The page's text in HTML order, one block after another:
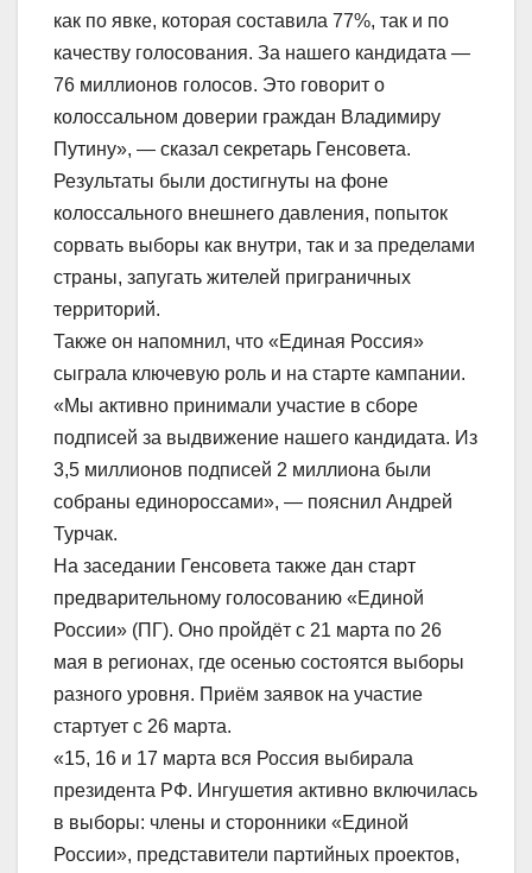
как по явке, которая составила 77%, так и по
качеству голосования. За нашего кандидата —
76 миллионов голосов. Это говорит о
колоссальном доверии граждан Владимиру
Путину», — сказал секретарь Генсовета.
Результаты были достигнуты на фоне
колоссального внешнего давления, попыток
сорвать выборы как внутри, так и за пределами
страны, запугать жителей приграничных
территорий.
Также он напомнил, что «Единая Россия»
сыграла ключевую роль и на старте кампании.
«Мы активно принимали участие в сборе
подписей за выдвижение нашего кандидата. Из
3,5 миллионов подписей 2 миллиона были
собраны единороссами», — пояснил Андрей
Турчак.
На заседании Генсовета также дан старт
предварительному голосованию «Единой
России» (ПГ). Оно пройдёт с 21 марта по 26
мая в регионах, где осенью состоятся выборы
разного уровня. Приём заявок на участие
стартует с 26 марта.
«15, 16 и 17 марта вся Россия выбирала
президента РФ. Ингушетия активно включилась
в выборы: члены и сторонники «Единой
России», представители партийных проектов,